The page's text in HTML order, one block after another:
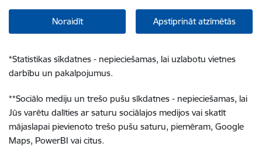
Noraidīt Apstiprināt atzīmētās
*Statistikas sīkdatnes - nepieciešamas, lai uzlabotu vietnes
darbību un pakalpojumus.
**Sociālo mediju un trešo pušu sīkdatnes - nepieciešamas, lai
Jūs varētu dalīties ar saturu sociālajos medijos vai skatīt
mājaslapai pievienoto trešo pušu saturu, piemēram, Google
Maps, PowerBI vai citus.